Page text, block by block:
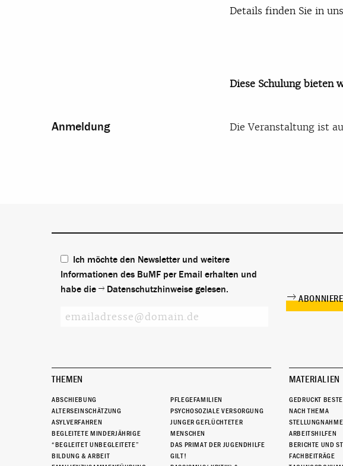
Details finden Sie in
Diese Schulung bieten
Anmeldung Die Veranstaltung ist
Ich möchte den Newsletter und weitere
Informationen des BuMF per Email erhalten und
habe die
Datenschutzhinweise gelesen.
THEMEN
ABSCHIEBUNG
ALTERSEINSCHÄTZUNG
ASYLVERFAHREN
BEGLEITETE MINDERJÄHRIGE
“BEGLEITET UNBEGLEITETE”
BILDUNG & ARBEIT
PFLEGEFAMILIEN
PSYCHOSOZIALE VERSORGUNG
JUNGER GEFLÜCHTETER
MENSCHEN
DAS PRIMAT DER JUGENDHILFE
GILT!
MATERIALIEN
GEDRUCKT
NACH THEMA
ARBEITSHILFEN
BERICHTE UND
FACHBEITRÄGE